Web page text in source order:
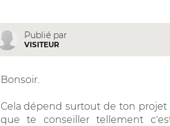
Publié par
VISITEUR
Bonsoir.
Cela dépend surtout de ton projet
que te conseiller tellement